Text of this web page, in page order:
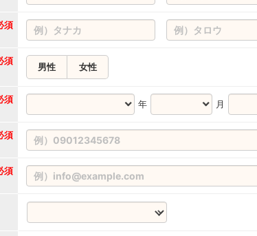
須
須
男性 女性
須 年 月
須
須